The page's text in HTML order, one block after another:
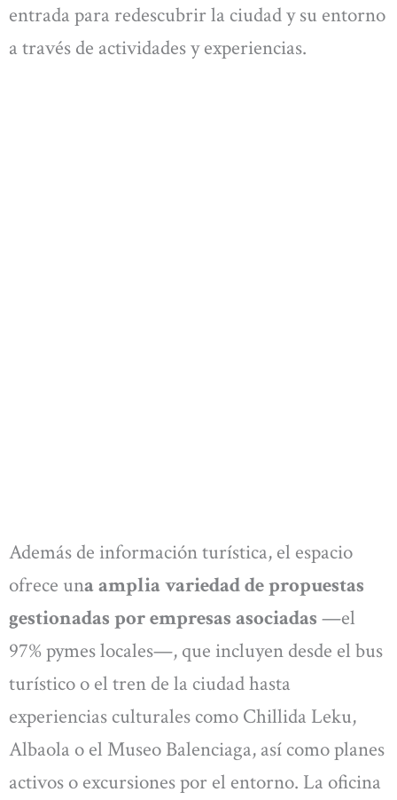
entrada para redescubrir la ciudad y su entorno
a través de actividades y experiencias.
Además de información turística, el espacio
ofrece una amplia variedad de propuestas
gestionadas por empresas asociadas —el
97% pymes locales—, que incluyen desde el bus
turístico o el tren de la ciudad hasta
experiencias culturales como Chillida Leku,
Albaola o el Museo Balenciaga, así como planes
activos o excursiones por el entorno. La oficina